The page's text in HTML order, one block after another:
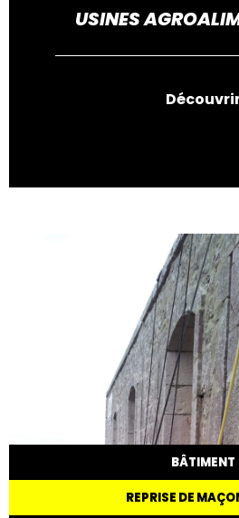
USINES
BÂTIMENT
REPRISE DE